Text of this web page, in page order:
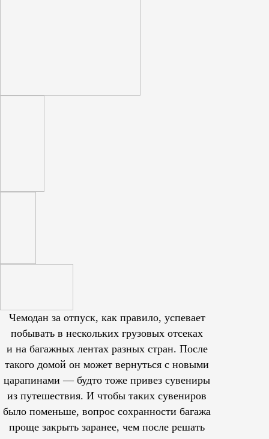
Чемодан за отпуск, как правило, успевает
побывать в нескольких грузовых отсеках
и на багажных лентах разных стран. После
такого домой он может вернуться с новыми
царапинами — будто тоже привез сувениры
из путешествия. И чтобы таких сувениров
было поменьше, вопрос сохранности багажа
проще закрыть заранее, чем после решать